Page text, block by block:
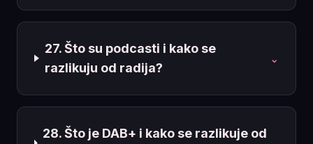
27. Što su podcasti i kako se
razlikuju od radija?
⌄
28. Što je DAB+ i kako se razlikuje od